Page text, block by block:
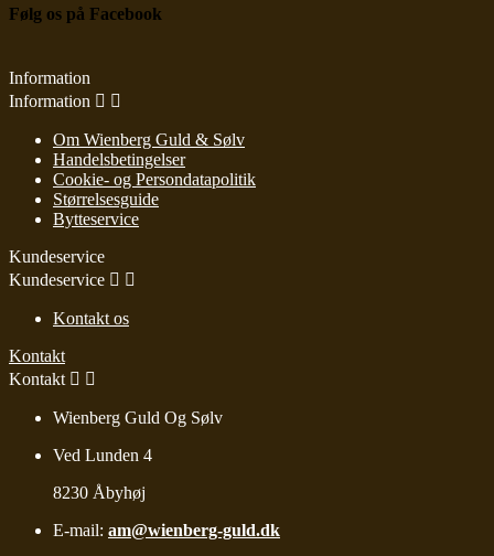
Følg os på Facebook
Information
Information  
Om Wienberg Guld & Sølv
Handelsbetingelser
Cookie- og Persondatapolitik
Størrelsesguide
Bytteservice
Kundeservice
Kundeservice  
Kontakt os
Kontakt
Kontakt  
Wienberg Guld Og Sølv
Ved Lunden 4
8230 Åbyhøj
E-mail: am@wienberg-guld.dk